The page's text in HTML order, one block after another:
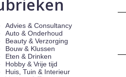
Advies & Consultancy
Auto & Onderhoud
Beauty & Verzorging
Bouw & Klussen
Eten & Drinken
Hobby & Vrije tijd
Huis, Tuin & Interieur